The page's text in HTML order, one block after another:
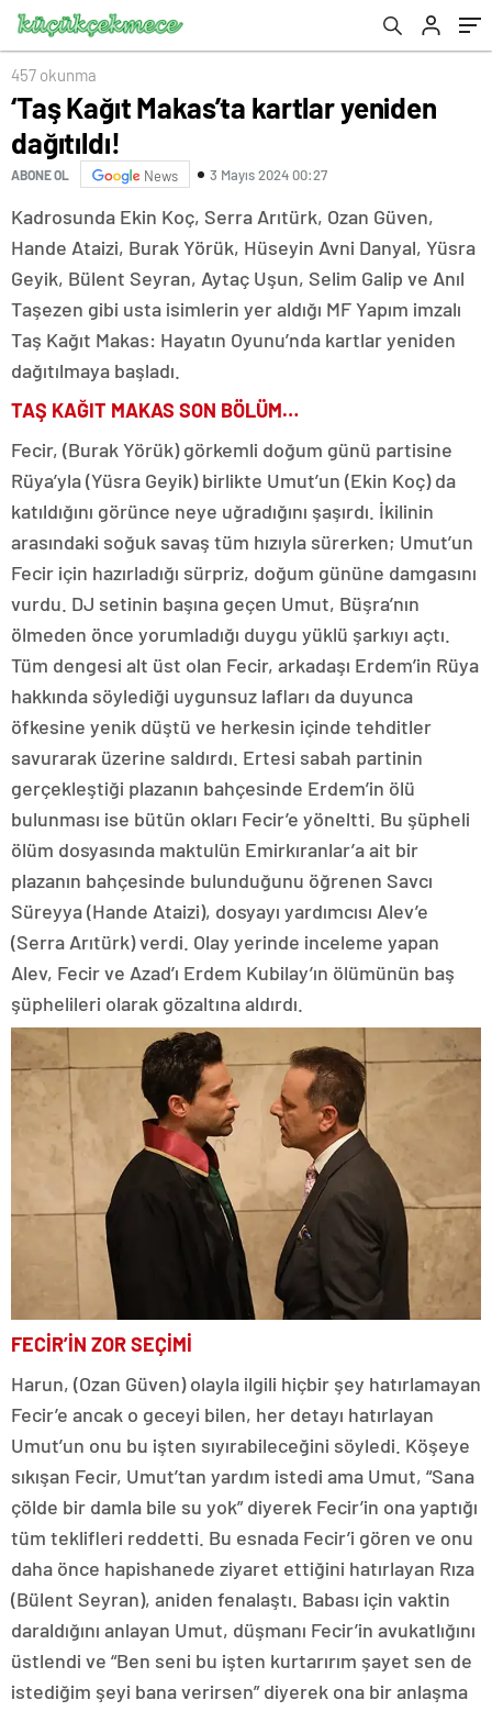
457 okunma
‘Taş Kağıt Makas’ta kartlar yeniden
dağıtıldı!
ABONE OL News 3 Mayıs 2024 00:27
Kadrosunda Ekin Koç, Serra Arıtürk, Ozan Güven,
Hande Ataizi, Burak Yörük, Hüseyin Avni Danyal, Yüsra
Geyik, Bülent Seyran, Aytaç Uşun, Selim Galip ve Anıl
Taşezen gibi usta isimlerin yer aldığı MF Yapım imzalı
Taş Kağıt Makas: Hayatın Oyunu’nda kartlar yeniden
dağıtılmaya başladı.
TAŞ KAĞIT MAKAS SON BÖLÜM…
Fecir, (Burak Yörük) görkemli doğum günü partisine
Rüya’yla (Yüsra Geyik) birlikte Umut’un (Ekin Koç) da
katıldığını görünce neye uğradığını şaşırdı. İkilinin
arasındaki soğuk savaş tüm hızıyla sürerken; Umut’un
Fecir için hazırladığı sürpriz, doğum gününe damgasını
vurdu. DJ setinin başına geçen Umut, Büşra’nın
ölmeden önce yorumladığı duygu yüklü şarkıyı açtı.
Tüm dengesi alt üst olan Fecir, arkadaşı Erdem’in Rüya
hakkında söylediği uygunsuz lafları da duyunca
öfkesine yenik düştü ve herkesin içinde tehditler
savurarak üzerine saldırdı. Ertesi sabah partinin
gerçekleştiği plazanın bahçesinde Erdem’in ölü
bulunması ise bütün okları Fecir’e yöneltti. Bu şüpheli
ölüm dosyasında maktulün Emirkıranlar’a ait bir
plazanın bahçesinde bulunduğunu öğrenen Savcı
Süreyya (Hande Ataizi), dosyayı yardımcısı Alev’e
(Serra Arıtürk) verdi. Olay yerinde inceleme yapan
Alev, Fecir ve Azad’ı Erdem Kubilay’ın ölümünün baş
şüphelileri olarak gözaltına aldırdı.
FECİR’İN ZOR SEÇİMİ
Harun, (Ozan Güven) olayla ilgili hiçbir şey hatırlamayan
Fecir’e ancak o geceyi bilen, her detayı hatırlayan
Umut’un onu bu işten sıyırabileceğini söyledi. Köşeye
sıkışan Fecir, Umut’tan yardım istedi ama Umut, “Sana
çölde bir damla bile su yok” diyerek Fecir’in ona yaptığı
tüm teklifleri reddetti. Bu esnada Fecir’i gören ve onu
daha önce hapishanede ziyaret ettiğini hatırlayan Rıza
(Bülent Seyran), aniden fenalaştı. Babası için vaktin
daraldığını anlayan Umut, düşmanı Fecir’in avukatlığını
üstlendi ve “Ben seni bu işten kurtarırım şayet sen de
istediğim şeyi bana verirsen” diyerek ona bir anlaşma